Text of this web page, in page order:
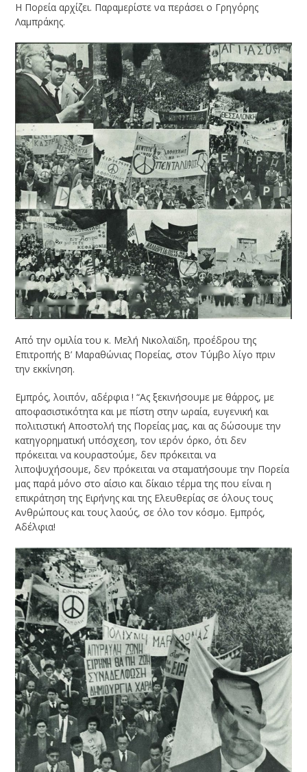
Η Πορεία αρχίζει. Παραμερίστε να περάσει ο Γρηγόρης
Λαμπράκης.
Από την ομιλία του κ. Μελή Νικολαϊδη, προέδρου της
Επιτροπής Β’ Μαραθώνιας Πορείας, στον Τύμβο λίγο πριν
την εκκίνηση.
Εμπρός, λοιπόν, αδέρφια ! “Ας ξεκινήσουμε με θάρρος, με
αποφασιστικότητα και με πίστη στην ωραία, ευγενική και
πολιτιστική Αποστολή της Πορείας μας, και ας δώσουμε την
κατηγορηματική υπόσχεση, τον ιερόν όρκο, ότι δεν
πρόκειται να κουραστούμε, δεν πρόκειται να
λιποψυχήσουμε, δεν πρόκειται να σταματήσουμε την Πορεία
μας παρά μόνο στο αίσιο και δίκαιο τέρμα της που είναι η
επικράτηση της Ειρήνης και της Ελευθερίας σε όλους τους
Ανθρώπους και τους λαούς, σε όλο τον κόσμο. Εμπρός,
Αδέλφια!